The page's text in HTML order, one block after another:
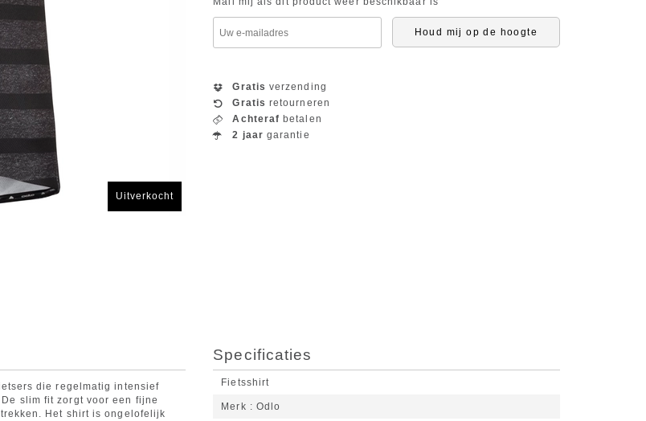
Uitverkocht
Houd mij op de hoogte
Gratis verzending
Gratis retourneren
Achteraf betalen
2 jaar garantie
die regelmatig intensief
slim fit zorgt voor een fijne
Het shirt is ongelofelijk
Specificaties
Fietsshirt
Merk Odlo